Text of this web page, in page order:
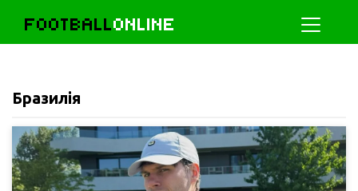
FOOTBALLONLINE
Бразилія